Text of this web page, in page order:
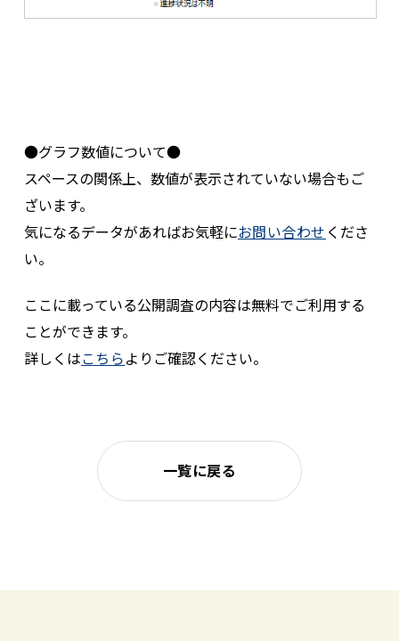
●グラフ数値について●
スペースの関係上、数値が表示されていない場合もご
ざいます。
気になるデータがあればお気軽にお問い合わせ くださ
い。
ここに載っている公開調査の内容は無料でご利用する
ことができます。
詳しくはこちらよりご確認ください。
一覧に戻る